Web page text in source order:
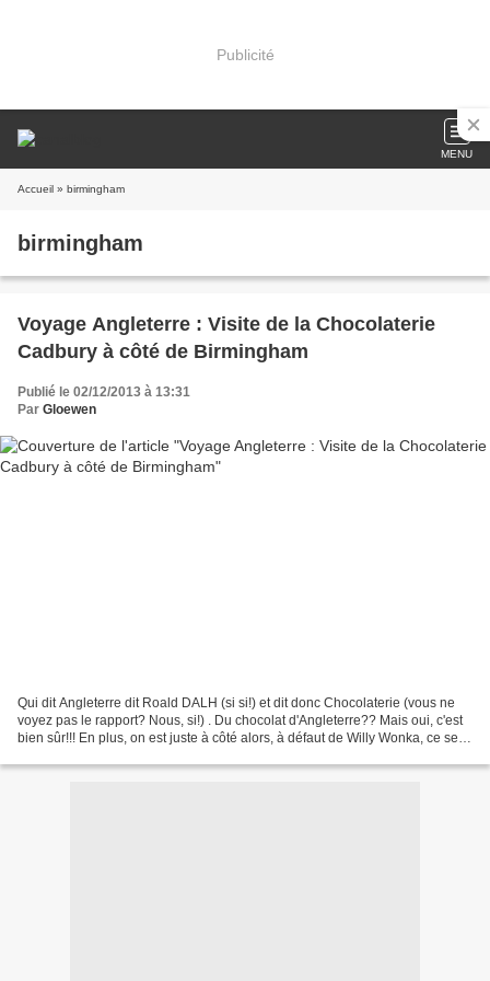
Publicité
MENU
Accueil » birmingham
birmingham
Voyage Angleterre : Visite de la Chocolaterie
Cadbury à côté de Birmingham
Publié le 02/12/2013 à 13:31
Par Gloewen
Qui dit Angleterre dit Roald DALH (si si!) et dit donc Chocolaterie (vous ne
voyez pas le rapport? Nous, si!) . Du chocolat d'Angleterre?? Mais oui, c'est
bien sûr!!! En plus, on est juste à côté alors, à défaut de Willy Wonka, ce sera